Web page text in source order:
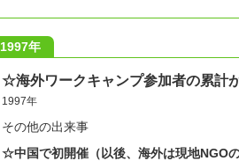
1997年
☆海外ワークキャンプ参加者の累計
1997年
その他の出来事
☆中国で初開催（以後、海外は現地NGOの